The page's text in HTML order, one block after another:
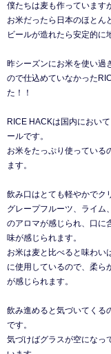
僕たちは麦も作っています
お米だったら日本のほとん
ビールが造れたら安定的に
昨シーズンにお米を使い過
ので仕込めていなかった
た！！
RICE HACKは国内におい
ールです。
お米をたっぷり使っている
ます。
飲み口はとても軽やかでク
グレープフルーツ、ライム
のアロマが感じられ、口に
味が感じられます。
お米は麦と比べると味わい
に使用しているので、柔ら
が感じられます。
飲み進めると気づいてくる
です。
気づけばグラスが空になっ